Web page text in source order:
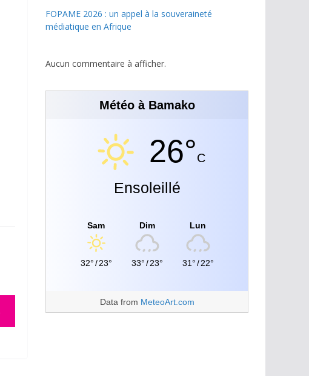
FOPAME 2026 : un appel à la souveraineté
médiatique en Afrique
Aucun commentaire à afficher.
Météo à Bamako
26°C
Ensoleillé
Sam
32°/ 23°
Dim
33°/ 23°
Lun
31°/ 22°
Data from MeteoArt.com